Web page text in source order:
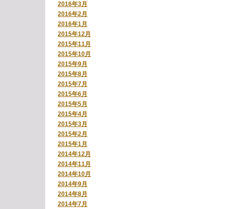
2016年3月
2016年2月
2016年1月
2015年12月
2015年11月
2015年10月
2015年9月
2015年8月
2015年7月
2015年6月
2015年5月
2015年4月
2015年3月
2015年2月
2015年1月
2014年12月
2014年11月
2014年10月
2014年9月
2014年8月
2014年7月